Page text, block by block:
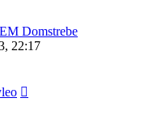
Domstrebe
22:17